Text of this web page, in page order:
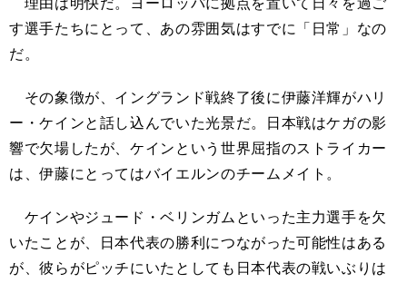
す選手たちにとって、あの雰囲気はすでに「日常」なの
だ。
その象徴が、イングランド戦終了後に伊藤洋輝がハリ
ー・ケインと話し込んでいた光景だ。日本戦はケガの影
響で欠場したが、ケインという世界屈指のストライカー
は、伊藤にとってはバイエルンのチームメイト。
ケインやジュード・ベリンガムといった主力選手を欠
いたことが、日本代表の勝利につながった可能性はある
が、彼らがピッチにいたとしても日本代表の戦いぶりは